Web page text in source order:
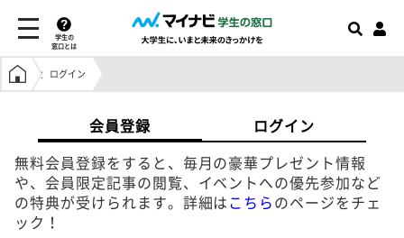
学生の
窓口とは
学生の窓口トップ
ログイン
会員登録 ログイン
無料会員登録をすると、毎月の豪華プレゼント情報
や、会員限定記事の閲覧、イベントへの優先参加など
の特典が受けられます。詳細は こちら のページをチェ
ック！